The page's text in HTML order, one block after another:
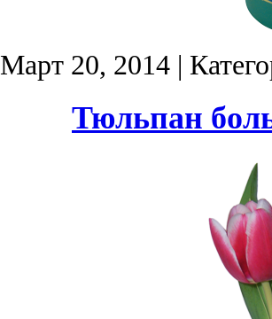
Март 20, 2014|
Тюльпан